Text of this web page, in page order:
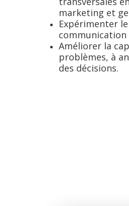
marketing et
Expérimenter
Améliorer la
problèmes, à
des décisions.